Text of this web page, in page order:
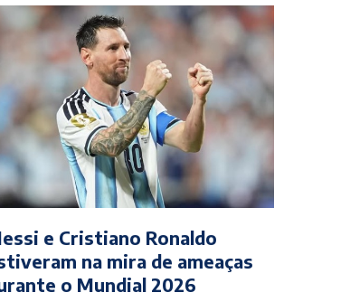
e Cristiano Ronaldo
na mira de ameaças
o Mundial 2026